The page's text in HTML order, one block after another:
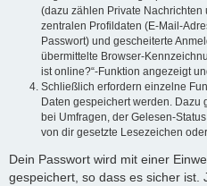
(dazu zählen Private
zentralen Profildaten (E-Mail-
Passwort) und gescheiterte
übermittelte Browser-
ist online?“-Funktion angezeigt
Schließlich erfordern einzelne
Daten gespeichert werden. Dazu
bei Umfragen, der Gelesen-
von dir gesetzte Lesezeichen
Dein Passwort wird mit einer
gespeichert, so dass es sicher ist.